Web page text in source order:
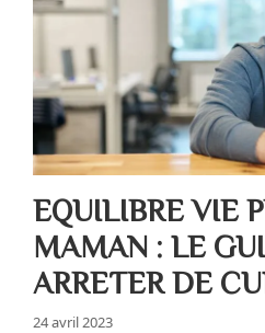
EQUILIBRE VIE
MAMAN : LE
ARRETER DE
24 avril 2023